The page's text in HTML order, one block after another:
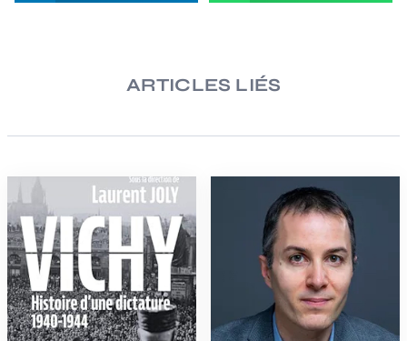
ARTICLES LIÉS